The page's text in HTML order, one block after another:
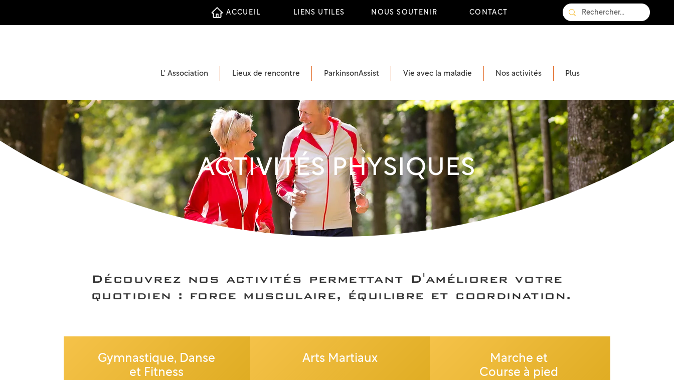
L' Association Lieux de rencontre ParkinsonAssist Vie avec la maladie Nos activités Plus
ACCUEIL LIENS UTILES NOUS SOUTENIR CONTACT
ACTIVITÉS PHYSIQUES
Découvrez nos activités permettant D'améliorer votre
quotidien : force musculaire, équilibre et coordination.
Gymnastique, Danse
et Fitness
Arts Martiaux
Marche et
Course à pied